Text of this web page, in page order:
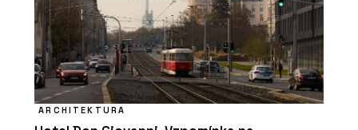
ARCHITEKTURA